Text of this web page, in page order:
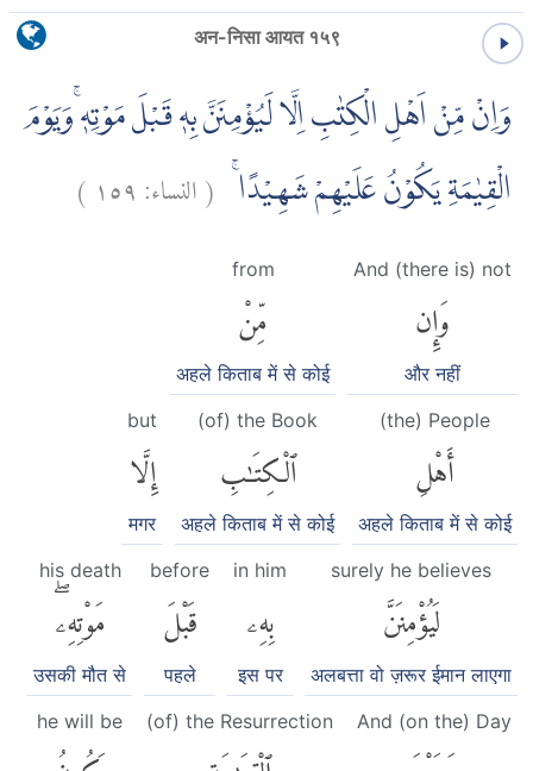
अन-निसा आयत १५९
وَاِنْ مِّنْ اَهْلِ الْكِتٰبِ اِلَّا لَيُؤْمِنَنَّ بِهٖ قَبْلَ مَوْتِهٖ ۚوَيَوْمَ
الْقِيٰمَةِ يَكُوْنُ عَلَيْهِمْ شَهِيْدًاۚ (النساء:١٥٩ )
And (there is) not
وَإِن
और नहीं
from
مِّنْ
अहले किताब में से कोई
(the) People
أَهْلِ
अहले किताब में से कोई
(of) the Book
ٱلْكِتَٰبِ
अहले किताब में से कोई
but
إِلَّا
मगर
surely he believes
لَيُؤْمِنَنَّ
अलबत्ता वो ज़रूर ईमान लाएगा
in him
بِهِۦ
इस पर
before
قَبْلَ
पहले
his death
مَوْتِهِۦۖ
उसकी मौत से
And (on the) Day
(of) the Resurrection
he will be